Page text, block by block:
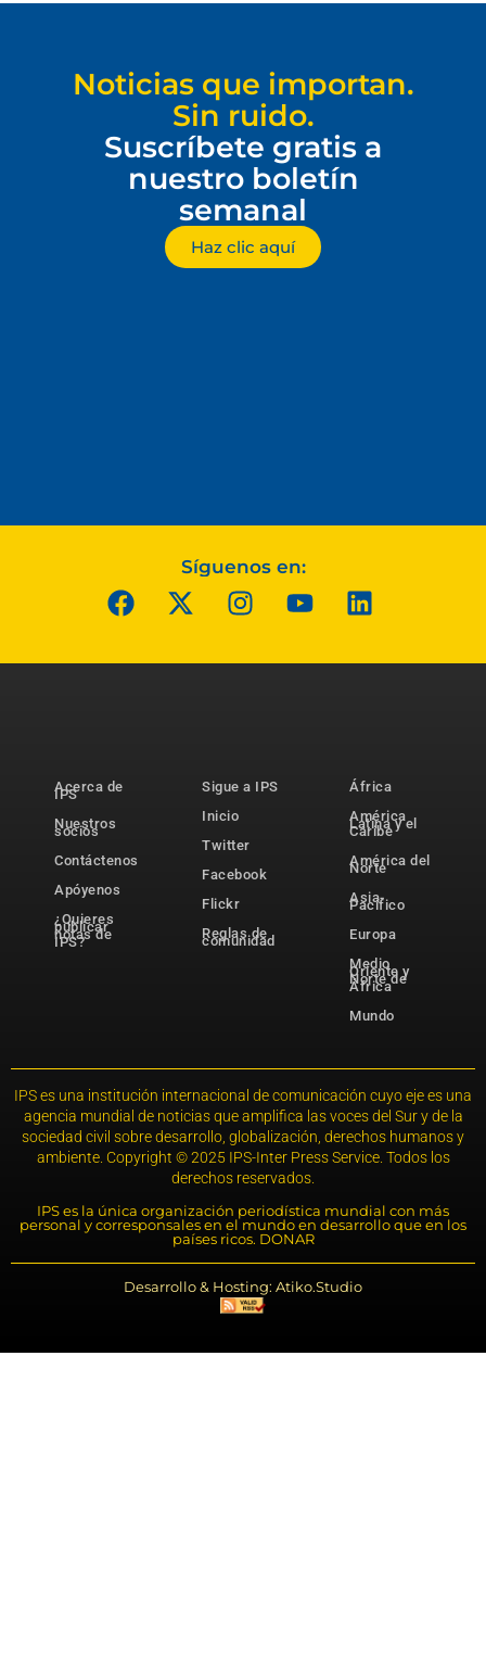
Noticias que importan.
Sin ruido.
Suscríbete gratis a
nuestro boletín
semanal
Haz clic aquí
Síguenos en:
Acerca de
IPS
Nuestros
socios
Contáctenos
Apóyenos
¿Quieres
publicar
notas de
IPS?
Sigue a IPS
Inicio
Twitter
Facebook
Flickr
Reglas de
comunidad
África
América
Latina y el
Caribe
América del
Norte
Asia-
Pacífico
Europa
Medio
Oriente y
Norte de
África
Mundo
IPS es una institución internacional de comunicación cuyo eje es una
agencia mundial de noticias que amplifica las voces del Sur y de la
sociedad civil sobre desarrollo, globalización, derechos humanos y
ambiente. Copyright © 2025 IPS-Inter Press Service. Todos los
derechos reservados.
IPS es la única organización periodística mundial con más
personal y corresponsales en el mundo en desarrollo que en los
países ricos. DONAR
Desarrollo & Hosting: Atiko.Studio